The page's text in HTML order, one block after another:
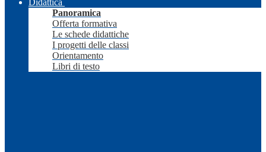
Didattica
Panoramica
Offerta formativa
Le schede didattiche
I progetti delle classi
Orientamento
Libri di testo